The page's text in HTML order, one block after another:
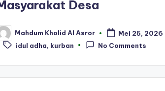
Desa
Mahdum Kholid Al Asror Mei 25, 2026
Tags:
idul adha, kurban No Comments